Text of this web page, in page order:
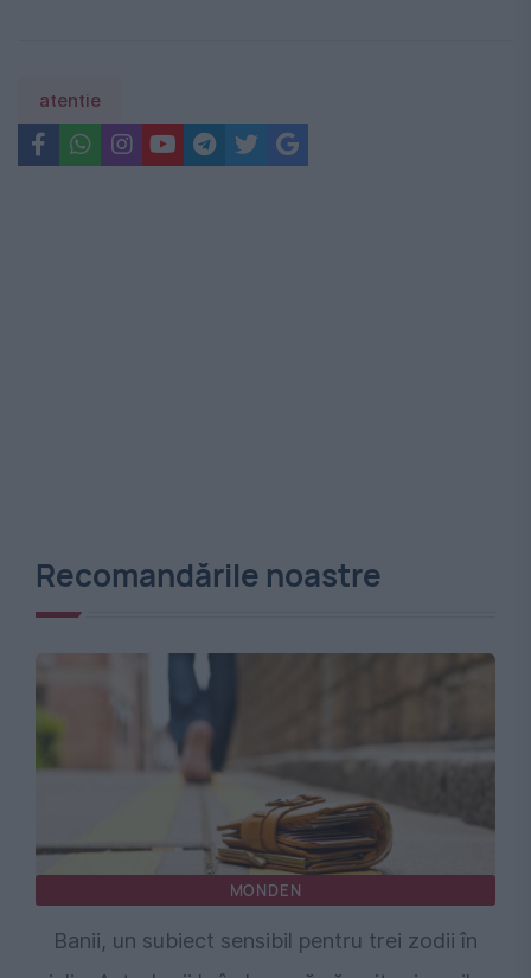
atentie
Recomandările noastre
MONDEN
Banii, un subiect sensibil pentru trei zodii în